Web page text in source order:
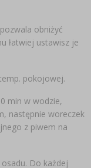
obniżyć
łatwiej ustawisz je
pokojowej.
min w wodzie,
następnie woreczek
z piwem na
Do każdej